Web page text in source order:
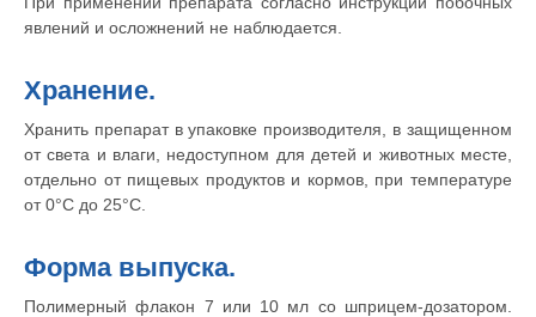
явлений и осложнений не наблюдается.
Хранение.
Хранить препарат в упаковке производителя, в защищенном
от света и влаги, недоступном для детей и животных месте,
отдельно от пищевых продуктов и кормов, при температуре
от 0°С до 25°С.
Форма выпуска.
Полимерный флакон 7 или 10 мл со шприцем-дозатором.
не является публичной офертой.